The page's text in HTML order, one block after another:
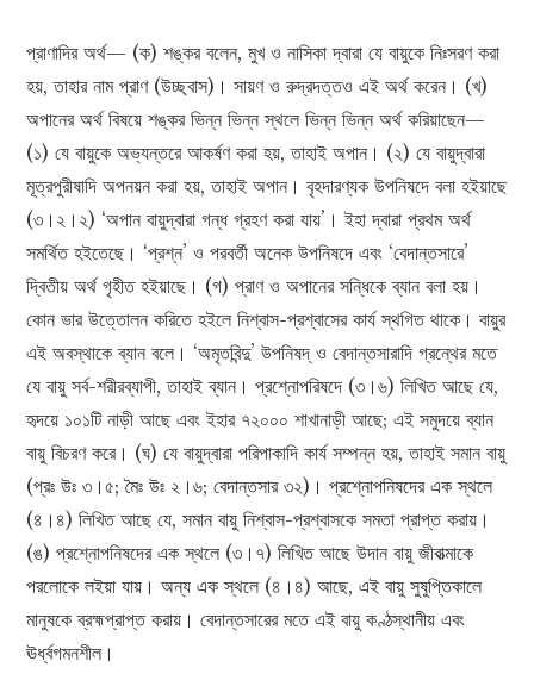
প্রাণাদির অর্থ— (ক) শঙ্কর বলেন, মুখ ও নাসিকা দ্বারা যে বায়ুকে নিঃসরণ করা
হয়, তাহার নাম প্রাণ (উচ্ছ্বাস)। সায়ণ ও রুদ্রদত্তও এই অর্থ করেন। (খ)
অপানের অর্থ বিষয়ে শঙ্কর ভিন্ন ভিন্ন স্থলে ভিন্ন ভিন্ন অর্থ করিয়াছেন—
(১) যে বায়ুকে অভ্যন্তরে আকর্ষণ করা হয়, তাহাই অপান। (২) যে বায়ুদ্বারা
মূত্রপুরীষাদি অপনয়ন করা হয়, তাহাই অপান। বৃহদারণ্যক উপনিষদে বলা হইয়াছে
(৩।২।২) ‘অপান বায়ুদ্বারা গন্ধ গ্রহণ করা যায়’। ইহা দ্বারা প্রথম অর্থ
সমর্থিত হইতেছে। ‘প্রশ্ন’ ও পরবর্তী অনেক উপনিষদে এবং ‘বেদান্তসারে’
দ্বিতীয় অর্থ গৃহীত হইয়াছে। (গ) প্রাণ ও অপানের সন্ধিকে ব্যান বলা হয়।
কোন ভার উত্তোলন করিতে হইলে নিশ্বাস-প্রশ্বাসের কার্য স্থগিত থাকে। বায়ুর
এই অবস্থাকে ব্যান বলে। ‘অমৃতবিন্দু’ উপনিষদ্ ও বেদান্তসারাদি গ্রন্থের মতে
যে বায়ু সর্ব-শরীরব্যাপী, তাহাই ব্যান। প্রশ্নোপরিষদে (৩।৬) লিখিত আছে যে,
হৃদয়ে ১০১টি নাড়ী আছে এবং ইহার ৭২০০০ শাখানাড়ী আছে; এই সমুদয়ে ব্যান
বায়ু বিচরণ করে। (ঘ) যে বায়ুদ্বারা পরিপাকাদি কার্য সম্পন্ন হয়, তাহাই সমান বায়ু
(প্রঃ উঃ ৩।৫; মৈঃ উঃ ২।৬; বেদান্তসার ৩২)। প্রশ্নোপনিষদের এক স্থলে
(৪।৪) লিখিত আছে যে, সমান বায়ু নিশ্বাস-প্রশ্বাসকে সমতা প্রাপ্ত করায়।
(ঙ) প্রশ্নোপনিষদের এক স্থলে (৩।৭) লিখিত আছে উদান বায়ু জীবাত্মাকে
পরলোকে লইয়া যায়। অন্য এক স্থলে (৪।৪) আছে, এই বায়ু সুষুপ্তিকালে
মানুষকে ব্রহ্মপ্রাপ্ত করায়। বেদান্তসারের মতে এই বায়ু কণ্ঠস্থানীয় এবং
ঊর্ধ্বগমনশীল।